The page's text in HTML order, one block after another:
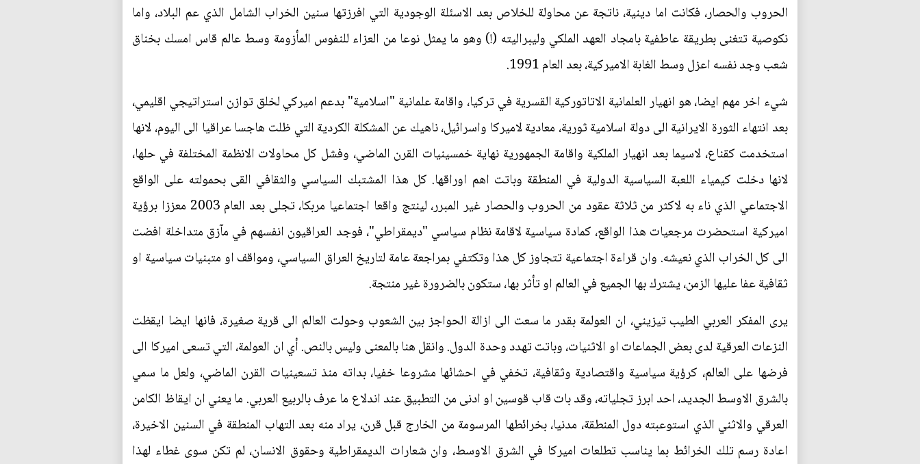
الحروب والحصار، فكانت اما دينية، ناتجة عن محاولة للخلاص بعد الاسئلة الوجودية التي افرزتها سنين الخراب الشامل الذي عم البلاد، واما
نكوصية تتغنى بطريقة عاطفية بامجاد العهد الملكي وليبراليته (!) وهو ما يمثل نوعا من العزاء للنفوس المأزومة وسط عالم قاس امسك بخناق
شعب وجد نفسه اعزل وسط الغابة الاميركية، بعد العام 1991.
شيء اخر مهم ايضا، هو انهيار العلمانية الاتاتوركية القسرية في تركيا، واقامة علمانية "اسلامية" بدعم اميركي لخلق توازن استراتيجي اقليمي،
بعد انتهاء الثورة الايرانية الى دولة اسلامية ثورية، معادية لاميركا واسرائيل، ناهيك عن المشكلة الكردية التي ظلت هاجسا عراقيا الى اليوم، لانها
استخدمت كقناع، لاسيما بعد انهيار الملكية واقامة الجمهورية نهاية خمسينيات القرن الماضي، وفشل كل محاولات الانظمة المختلفة في حلها،
لانها دخلت كيمياء اللعبة السياسية الدولية في المنطقة وباتت اهم اوراقها. كل هذا المشتبك السياسي والثقافي القى بحمولته على الواقع
الاجتماعي الذي ناء به لاكثر من ثلاثة عقود من الحروب والحصار غير المبرر، لينتج واقعا اجتماعيا مربكا، تجلى بعد العام 2003 معززا برؤية
اميركية استحضرت مرجعيات هذا الواقع، كمادة سياسية لاقامة نظام سياسي "ديمقراطي"، فوجد العراقيون انفسهم في مآزق متداخلة افضت
الى كل الخراب الذي نعيشه. وان قراءة اجتماعية تتجاوز كل هذا وتكتفي بمراجعة عامة لتاريخ العراق السياسي، ومواقف او متبنيات سياسية او
ثقافية عفا عليها الزمن، يشترك بها الجميع في العالم او تأثر بها، ستكون بالضرورة غير منتجة.
يرى المفكر العربي الطيب تيزيني، ان العولمة بقدر ما سعت الى ازالة الحواجز بين الشعوب وحولت العالم الى قرية صغيرة، فانها ايضا ايقظت
النزعات العرقية لدى بعض الجماعات او الاثنيات، وباتت تهدد وحدة الدول. وانقل هنا بالمعنى وليس بالنص. أي ان العولمة، التي تسعى اميركا الى
فرضها على العالم، كرؤية سياسية واقتصادية وثقافية، تخفي في احشائها مشروعا خفيا، بداته منذ تسعينيات القرن الماضي، ولعل ما سمي
بالشرق الاوسط الجديد، احد ابرز تجلياته، وقد بات قاب قوسين او ادنى من التطبيق عند اندلاع ما عرف بالربيع العربي. ما يعني ان ايقاظ الكامن
العرقي والاثني الذي استوعبته دول المنطقة، مدنيا، بخرائطها المرسومة من الخارج قبل قرن، يراد منه بعد التهاب المنطقة في السنين الاخيرة،
اعادة رسم تلك الخرائط بما يناسب تطلعات اميركا في الشرق الاوسط، وان شعارات الديمقراطية وحقوق الانسان، لم تكن سوى غطاء لهذا